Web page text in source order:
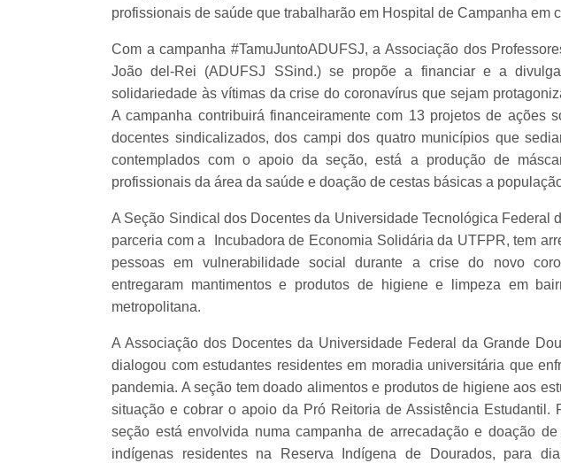
profissionais de saúde que trabalharão em Hospital de Campanha em
Com a campanha #TamuJuntoADUFSJ, a Associação dos
João del-Rei (ADUFSJ SSind.) se propõe a financiar e a
solidariedade às vítimas da crise do coronavírus que sejam
A campanha contribuirá financeiramente com 13 projetos de ações
docentes sindicalizados, dos campi dos quatro municípios que
contemplados com o apoio da seção, está a produção de
profissionais da área da saúde e doação de cestas básicas a
A Seção Sindical dos Docentes da Universidade Tecnológica Federal
parceria com a Incubadora de Economia Solidária da UTFPR, tem
pessoas em vulnerabilidade social durante a crise do novo
entregaram mantimentos e produtos de higiene e limpeza em
metropolitana.
A Associação dos Docentes da Universidade Federal da Grande
dialogou com estudantes residentes em moradia universitária que
pandemia. A seção tem doado alimentos e produtos de higiene aos
situação e cobrar o apoio da Pró Reitoria de Assistência Estudantil.
seção está envolvida numa campanha de arrecadação e doação
indígenas residentes na Reserva Indígena de Dourados, para